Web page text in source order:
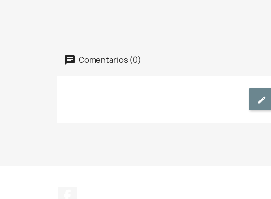
Comentarios (0)